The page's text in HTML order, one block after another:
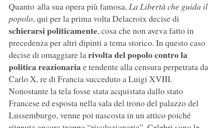
Quanto alla sua opera più famosa,La Libertà che guida il
popolo, qui per la prima volta Delacroix decise di
schierarsi politicamente, cosa che non aveva fatto in
precedenza per altri dipinti a tema storico. In questo caso
decise di omaggiare larivolta del popolo contro la
politica reazionariae tendente alla censura perpetrata da
Carlo X, re di Francia succeduto a Luigi XVIII.
Nonostante la tela fosse stata acquistata dallo stato
Francese ed esposta nella sala del trono del palazzo del
Lussemburgo, venne poi nascosta in un attico poiché